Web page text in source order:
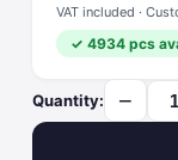
VAT included ·
✓ 4934 pcs
Quantity: −